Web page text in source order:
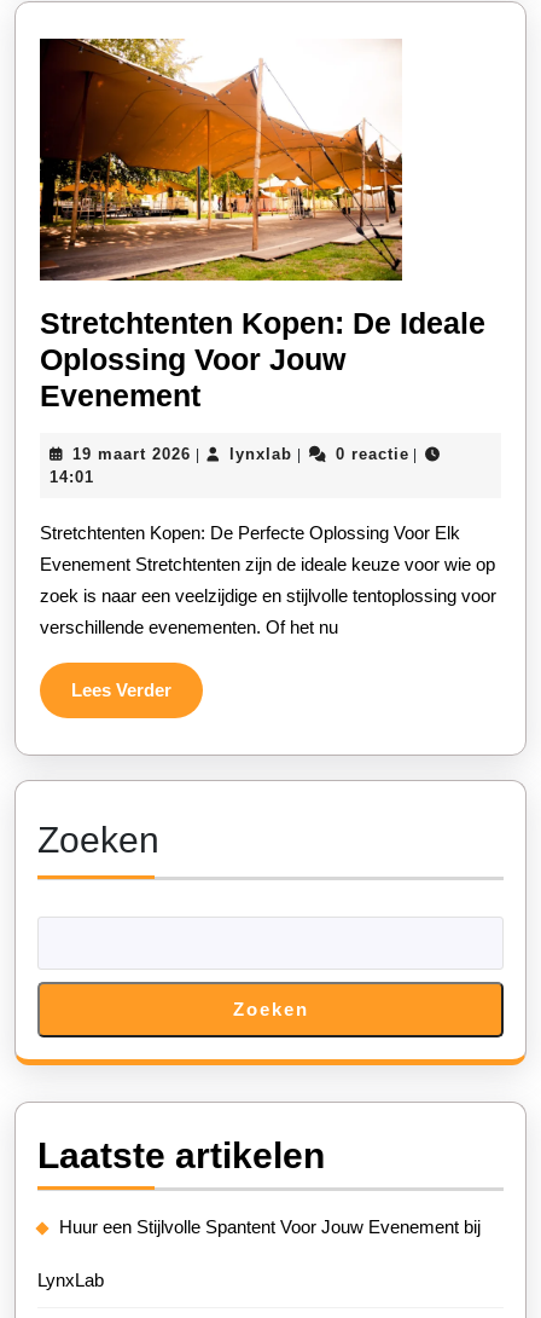
Stretchtenten Kopen: De Ideale
Oplossing Voor Jouw
EvenementStretchtenten
De
Oplossing
Voor
Jouw
19 maart 2026 19
lynxlab lynxlab0 reactie
14:01
Stretchtenten Kopen: De Perfecte Oplossing Voor Elk
Evenement Stretchtenten zijn de ideale keuze voor wie op
zoek is naar een veelzijdige en stijlvolle tentoplossing voor
verschillende evenementen. Of het nu
Lees VerderLees
Verder
Zoeken
Zoeken
Laatste artikelen
Huur een Stijlvolle Spantent Voor Jouw Evenement bij
LynxLab